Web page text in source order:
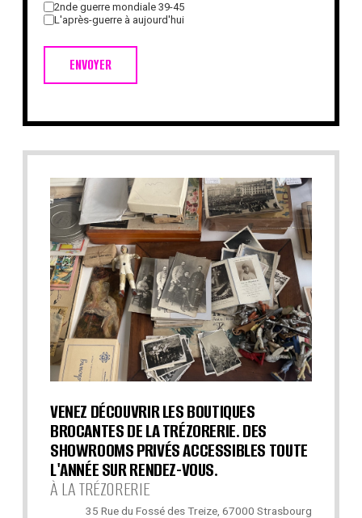
ENVOYER
2nde guerre mondiale 39-45
L'après-guerre à aujourd'hui
VENEZ DÉCOUVRIR LES BOUTIQUES
BROCANTES DE LA TRÉZORERIE. DES
SHOWROOMS PRIVÉS ACCESSIBLES TOUTE
L'ANNÉE SUR RENDEZ-VOUS.
À LA TRÉZORERIE
35 Rue du Fossé des Treize, 67000 Strasbourg